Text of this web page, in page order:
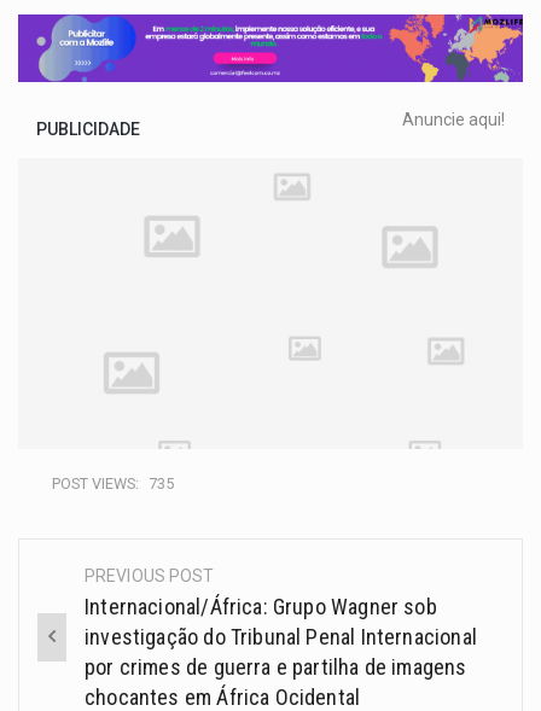
PUBLICIDADE Anuncie aqui!
POST VIEWS: 735
PREVIOUS POST
Internacional/África: Grupo Wagner sob
investigação do Tribunal Penal Internacional
por crimes de guerra e partilha de imagens
chocantes em África Ocidental